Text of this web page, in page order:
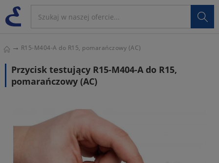

R15-M404-A do R15, pomarańczowy (AC)
Przycisk testujący R15-M404-A do R15,
pomarańczowy (AC)